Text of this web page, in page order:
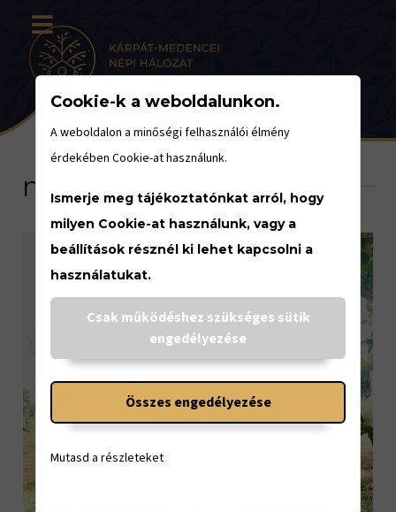
meditáció
Cookie-k a weboldalunkon.
A weboldalon a minőségi felhasználói élmény
érdekében Cookie-at használunk.
Ismerje meg tájékoztatónkat arról, hogy
milyen Cookie-at használunk, vagy a
beállítások résznél ki lehet kapcsolni a
használatukat.
Csak működéshez szükséges sütik
engedélyezése
Összes engedélyezése
Mutasd a részleteket